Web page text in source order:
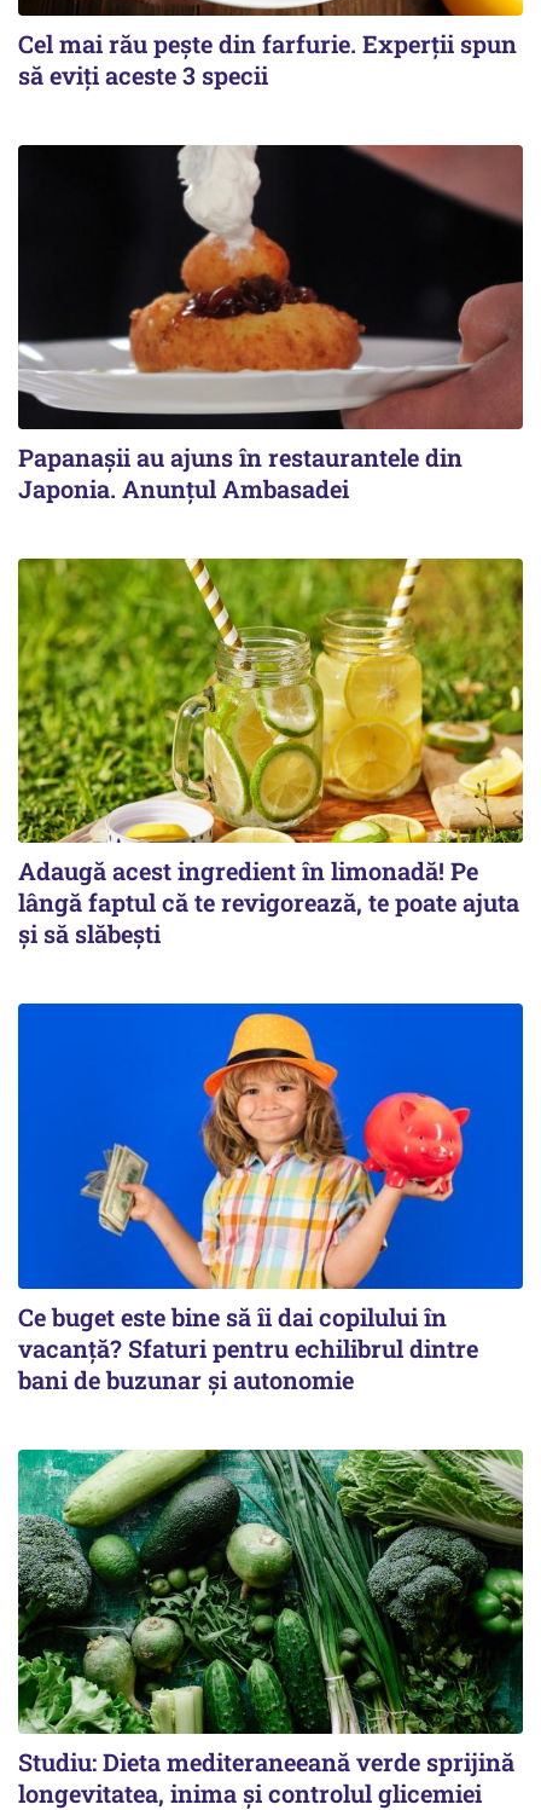
Cel mai rău pește din farfurie. Experții spun
să eviți aceste 3 specii
Papanașii au ajuns în restaurantele din
Japonia. Anunțul Ambasadei
Adaugă acest ingredient în limonadă! Pe
lângă faptul că te revigorează, te poate ajuta
și să slăbești
Ce buget este bine să îi dai copilului în
vacanță? Sfaturi pentru echilibrul dintre
bani de buzunar și autonomie
Studiu: Dieta mediteraneeană verde sprijină
longevitatea, inima și controlul glicemiei